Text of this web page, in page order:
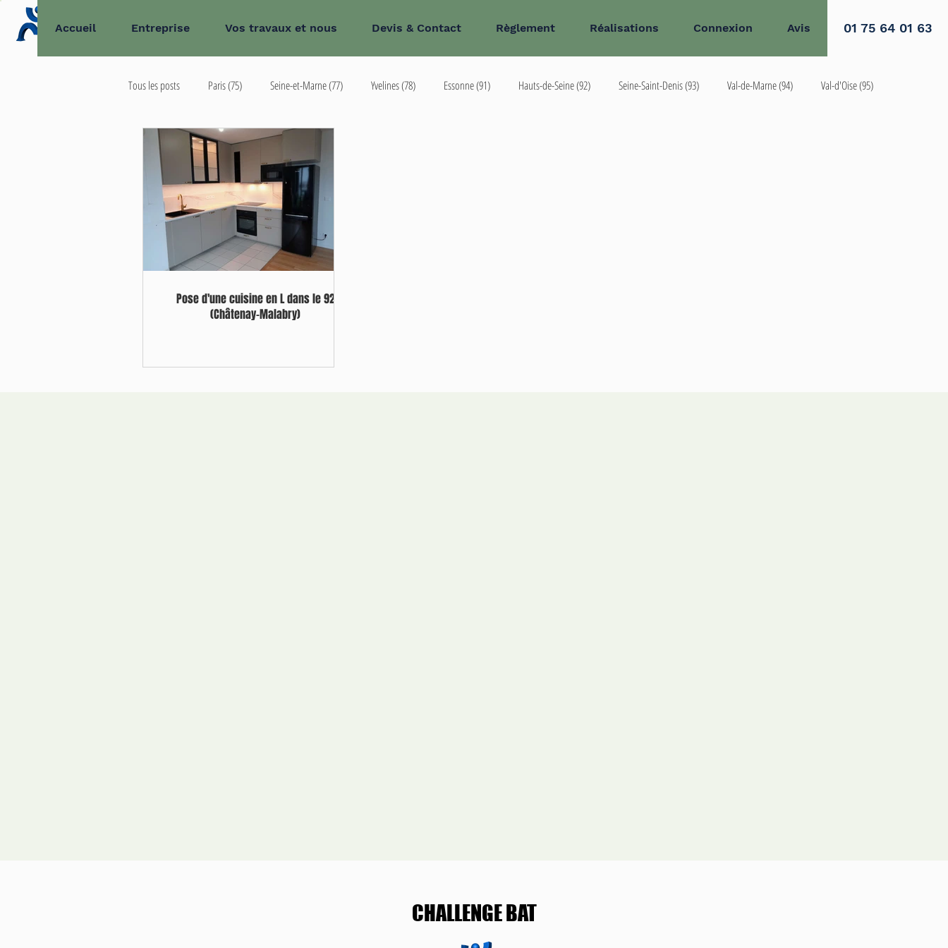
01 75 64 01 63
Accueil Entreprise Vos travaux et nous Devis & Contact Règlement Réalisations Connexion Avis
Tous les posts Paris (75) Seine-et-Marne (77) Yvelines (78) Essonne (91) Hauts-de-Seine (92) Seine-Saint-Denis (93) Val-de-Marne (94) Val-d'Oise (95)
Extérieur d'Île-de-France 93
Pose d'une cuisine en L dans le 92
(Châtenay-Malabry)
CHALLENGE BAT